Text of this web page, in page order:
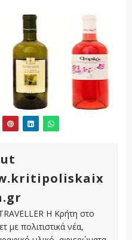
Η Κρήτη στο
με πολιτιστικά νέα,